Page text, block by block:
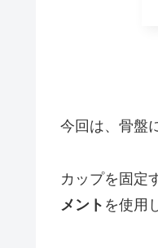
今回は、骨盤
カップを固定
メント を使用